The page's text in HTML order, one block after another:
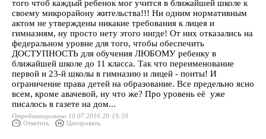
того чтоб каждый ребенок мог учится в ближайшей школе к
своему микрорайону жительства!!! Ни одним нормативным
актом не утверждены никакие требования к лицея и
гимназиям, ну просто нету этого нигде! От них отказались на
федеральном уровне для того, чтобы обеспечить
ДОСТУПНОСТЬ для обучения ЛЮБОМУ ребенку в
ближайшей школе до 11 класса. Так что переименование
первой и 23-й школы в гимназию и лицей - понты! И
ограничение права детей на образование. Все предельно ясно
всем, кроме авачевой, ну что же? Про уровень её уже
писалось в газете на дом...
Отредактировано 10.07.2016 20:19:59
Ответить
Цитировать